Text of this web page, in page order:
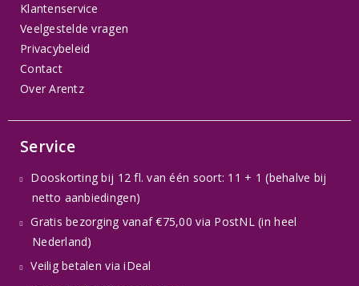
Klantenservice
Veelgestelde vragen
Privacybeleid
Contact
Over Arentz
Service
Dooskorting bij 12 fl. van één soort: 11 + 1 (behalve bij
netto aanbiedingen)
Gratis bezorging vanaf €75,00 via PostNL (in heel
Nederland)
Veilig betalen via iDeal